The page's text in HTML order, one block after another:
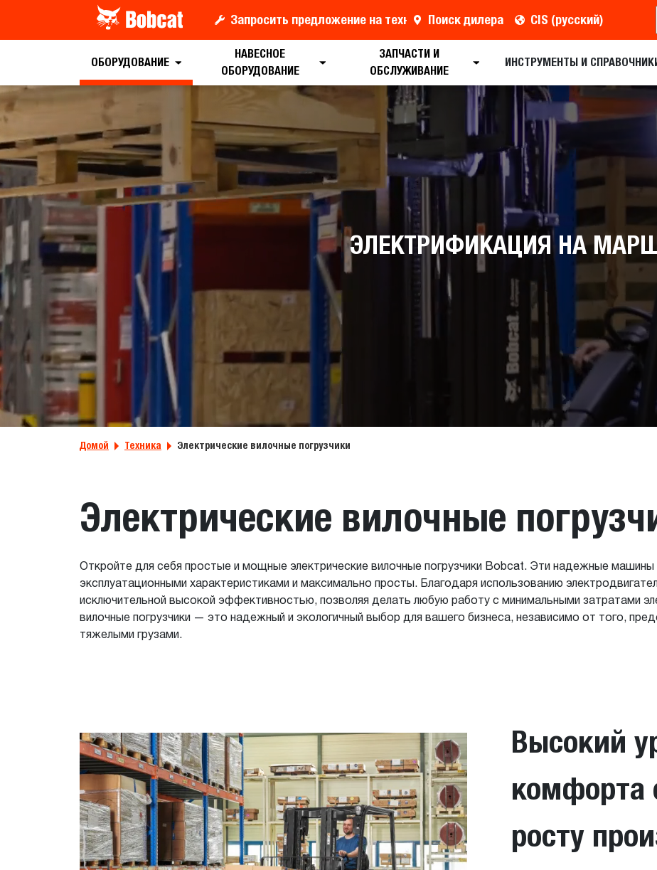
Запросить предложение на технику Поиск дилера CIS (русский)
ОБОРУДОВАНИЕ
НАВЕСНОЕ
ОБОРУДОВАНИЕ
ЗАПЧАСТИ И
ОБСЛУЖИВАНИЕ
ИНСТРУМЕНТЫ И
ЭЛЕКТРИФИКАЦИЯ НА
Домой Техника Электрические вилочные погрузчики
Электрические вилочные
Откройте для себя простые и мощные электрические вилочные погрузчики Bobcat. Эти надежные
эксплуатационными характеристиками и максимально просты. Благодаря использованию
исключительной высокой эффективностью, позволяя делать любую работу с минимальными затратами
вилочные погрузчики — это надежный и экологичный выбор для вашего бизнеса, независимо от того,
тяжелыми грузами.
Высокий
комфорта
росту